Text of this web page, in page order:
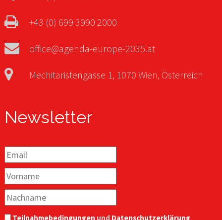
+43 (0) 699 3990 2000
office@agenda-europe-2035.at
Mechitaristengasse 1, 1070 Wien, Österreich
Newsletter
Teilnahmebedingungen und Datenschutzerklärung